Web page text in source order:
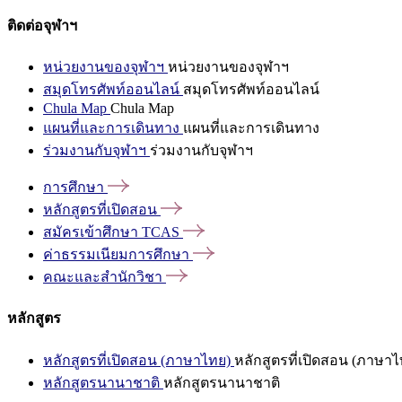
ติดต่อจุฬาฯ
หน่วยงานของจุฬาฯ หน่วยงานของจุฬาฯ
สมุดโทรศัพท์ออนไลน์ สมุดโทรศัพท์ออนไลน์
Chula Map Chula Map
แผนที่และการเดินทาง แผนที่และการเดินทาง
ร่วมงานกับจุฬาฯ ร่วมงานกับจุฬาฯ
การศึกษา
หลักสูตรที่เปิดสอน
สมัครเข้าศึกษา TCAS
ค่าธรรมเนียมการศึกษา
คณะและสำนักวิชา
หลักสูตร
หลักสูตรที่เปิดสอน (ภาษาไทย) หลักสูตรที่เปิดสอน (ภาษาไ
หลักสูตรนานาชาติ หลักสูตรนานาชาติ